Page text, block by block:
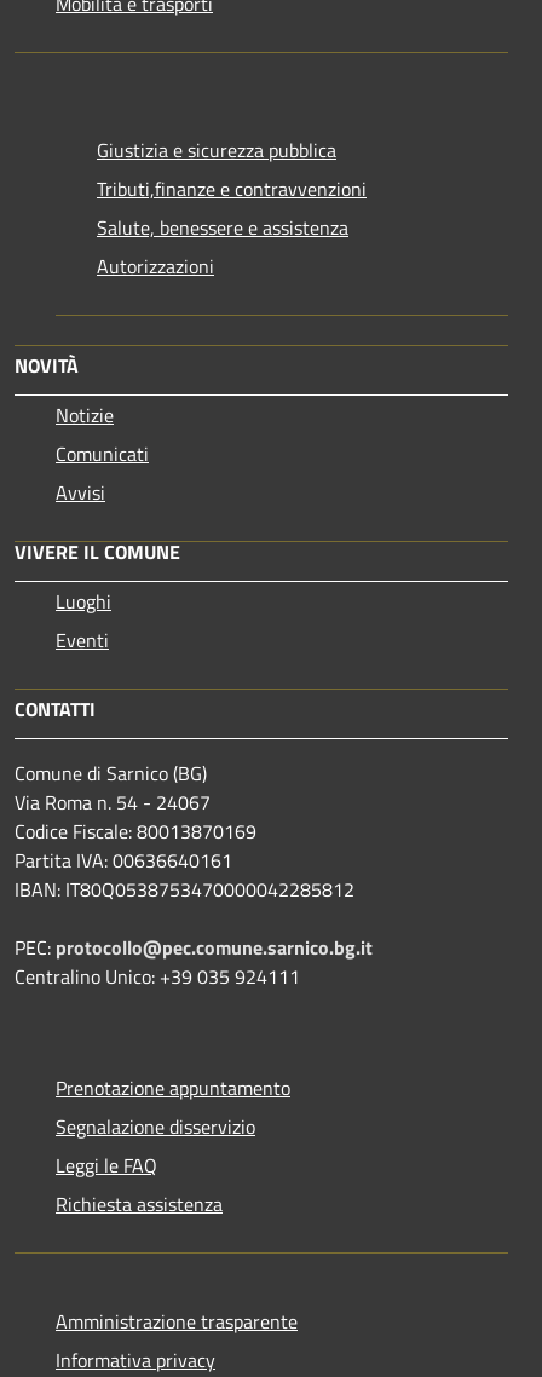
Giustizia e sicurezza pubblica
Tributi,finanze e contravvenzioni
Salute, benessere e assistenza
Autorizzazioni
NOVITÀ
Notizie
Comunicati
Avvisi
VIVERE IL COMUNE
Luoghi
Eventi
CONTATTI
Comune di Sarnico (BG)
Via Roma n. 54 - 24067
Codice Fiscale: 80013870169
Partita IVA: 00636640161
IBAN: IT80Q0538753470000042285812
PEC: protocollo@pec.comune.sarnico.bg.it
Centralino Unico: +39 035 924111
Prenotazione appuntamento
Segnalazione disservizio
Leggi le FAQ
Richiesta assistenza
Amministrazione trasparente
Informativa privacy